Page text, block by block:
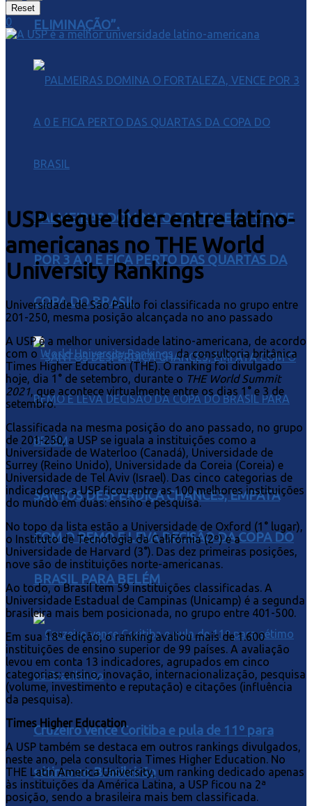
ELIMINAÇÃO”.
PALMEIRAS DOMINA O FORTALEZA, VENCE
POR 3 A 0 E FICA PERTO DAS QUARTAS DA
COPA DO BRASIL
SANTOS DESPERDIÇA CHANCES, EMPATA
COM O REMO E LEVA DECISÃO DA COPA DO
BRASIL PARA BELÉM
Cruzeiro vence Coritiba e pula de 11º para
sétimo no Brasileirão
Reset
0
USP segue líder entre latino-
americanas no THE World
University Rankings
Universidade de São Paulo foi classificada no grupo entre
201-250, mesma posição alcançada no ano passado
A USP é a melhor universidade latino-americana, de acordo
com o World University Rankingsda consultoria britânica
Times Higher Education (THE). O ranking foi divulgado
hoje, dia 1° de setembro, durante o THE World Summit
2021, que acontece virtualmente entre os dias 1° e 3 de
setembro.
Classificada na mesma posição do ano passado, no grupo
de 201-250, a USP se iguala a instituições como a
Universidade de Waterloo (Canadá), Universidade de
Surrey (Reino Unido), Universidade da Coreia (Coreia) e
Universidade de Tel Aviv (Israel). Das cinco categorias de
indicadores, a USP ficou entre as 100 melhores instituições
do mundo em duas: ensino e pesquisa.
No topo da lista estão a Universidade de Oxford (1° lugar),
o Instituto de Tecnologia da Califórnia (2º) e a
Universidade de Harvard (3°). Das dez primeiras posições,
nove são de instituições norte-americanas.
Ao todo, o Brasil tem 59 instituições classificadas. A
Universidade Estadual de Campinas (Unicamp) é a segunda
brasileira mais bem posicionada, no grupo entre 401-500.
Em sua 18ª edição, o ranking avaliou mais de 1.600
instituições de ensino superior de 99 países. A avaliação
levou em conta 13 indicadores, agrupados em cinco
categorias: ensino, inovação, internacionalização, pesquisa
(volume, investimento e reputação) e citações (influência
da pesquisa).
Times Higher Education
A USP também se destaca em outros rankings divulgados,
neste ano, pela consultoria Times Higher Education. No
THE Latin America University, um ranking dedicado apenas
às instituições da América Latina, a USP ficou na 2ª
posição, sendo a brasileira mais bem classificada.